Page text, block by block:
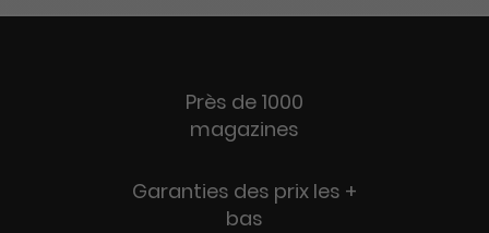
Près de 1000
magazines
Garanties des prix les +
bas